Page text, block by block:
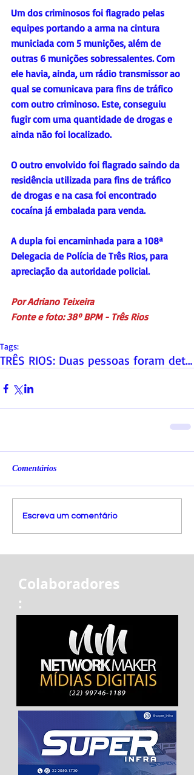
Um dos criminosos foi flagrado pelas
equipes portando a arma na cintura
municiada com 5 munições, além de
outras 6 munições sobressalentes. Com
ele havia, ainda, um rádio transmissor ao
qual se comunicava para fins de tráfico
com outro criminoso. Este, conseguiu
fugir com uma quantidade de drogas e
ainda não foi localizado.
O outro envolvido foi flagrado saindo da
residência utilizada para fins de tráfico
de drogas e na casa foi encontrado
cocaína já embalada para venda.
A dupla foi encaminhada para a 108ª
Delegacia de Polícia de Três Rios, para
apreciação da autoridade policial.
Por Adriano Teixeira
Fonte e foto: 38º BPM - Três Rios
Tags:
TRÊS RIOS: Duas pessoas foram detidas com arma e d
Comentários
Escreva um comentário
Colaboradores
: